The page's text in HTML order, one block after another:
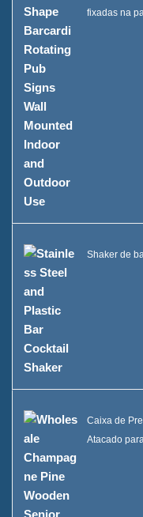
fixadas na
Shaker de
Caixa de
Atacado